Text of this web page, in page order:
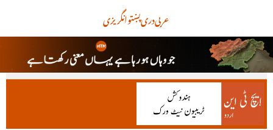
انگریزیپښتودریعربی